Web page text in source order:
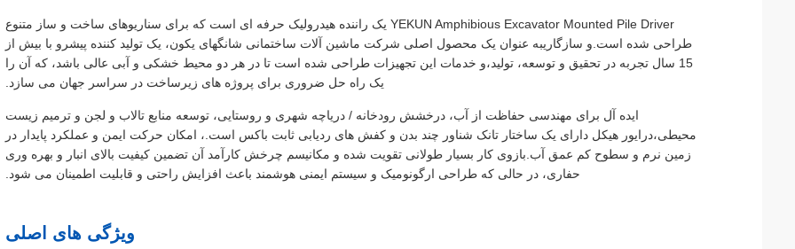
YEKUN Amphibious Excavator Mounted Pile Driver یک راننده هیدرولیک حرفه ای است که برای سناریوهای ساخت و ساز متنوع
طراحی شده است.و سازگاریبه عنوان یک محصول اصلی شرکت ماشین آلات ساختمانی شانگهای یکون، یک تولید کننده پیشرو با بیش از
15 سال تجربه در تحقیق و توسعه، تولید،و خدمات این تجهیزات طراحی شده است تا در هر دو محیط خشکی و آبی عالی باشد، که آن را
یک راه حل ضروری برای پروژه های زیرساخت در سراسر جهان می سازد.
ایده آل برای مهندسی حفاظت از آب، درخشش رودخانه / دریاچه شهری و روستایی، توسعه منابع تالاب و لجن و ترمیم زیست
محیطی،درایور هیکل دارای یک ساختار تانک شناور چند بدن و کفش های ردیابی ثابت باکس است.، امکان حرکت ایمن و عملکرد پایدار در
زمین نرم و سطوح کم عمق آب.بازوی کار بسیار طولانی تقویت شده و مکانیسم چرخش کارآمد آن تضمین کیفیت بالای انبار و بهره وری
حفاری، در حالی که طراحی ارگونومیک و سیستم ایمنی هوشمند باعث افزایش راحتی و قابلیت اطمینان می شود.
ویژگی های اصلی